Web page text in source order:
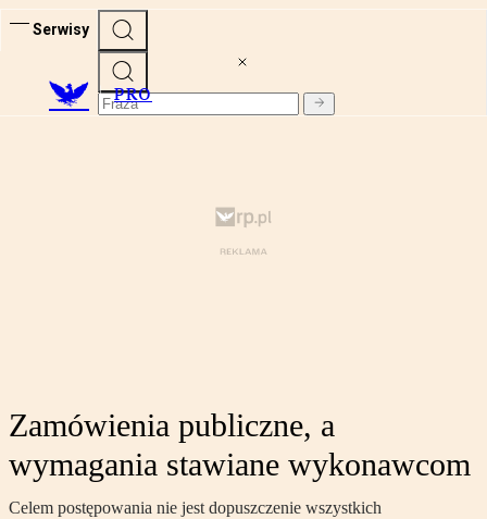
Serwisy
PRO
Zamówienia publiczne, a
wymagania stawiane wykonawcom
Celem postępowania nie jest dopuszczenie wszystkich